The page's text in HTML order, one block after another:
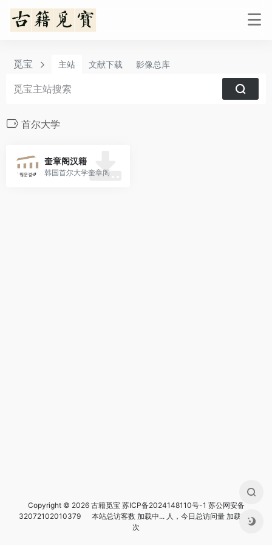
觅宝 主站 文献下载 影像总库
首尔大学
奎章阁汉籍
韩国首尔大学奎章阁
Copyright © 2026 古籍觅宝 苏ICP备2024148110号-1 苏公网安备
32072102010379
本站总访客数 加载中...人，今日总访问量 加载中...
次